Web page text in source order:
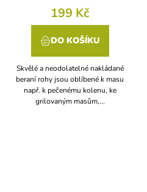
199 Kč
DO KOŠÍKU
Skvělé a neodolatelné nakládané
beraní rohy jsou oblíbené k masu
např. k pečenému kolenu, ke
grilovaným masům,...